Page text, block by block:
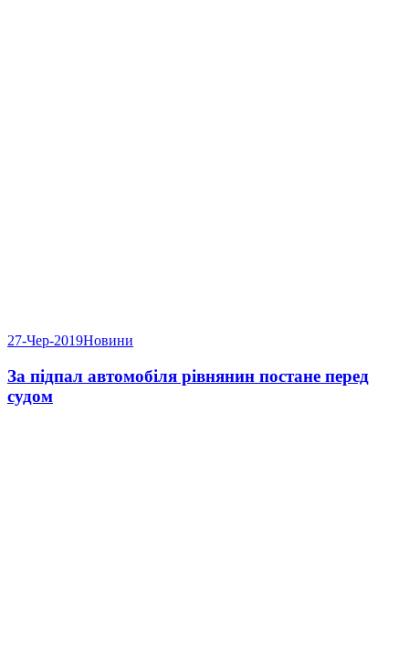
27-Чер-2019Новини
За підпал автомобіля рівнянин постане перед
судом